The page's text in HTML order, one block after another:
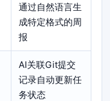
通过自然语言生
成特定格式的周
报
AI关联Git提交
记录自动更新任
务状态